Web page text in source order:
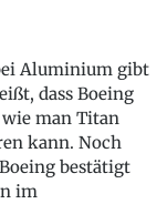
Aluminium gibt
dass Boeing
man Titan
kann. Noch
bestätigt
im